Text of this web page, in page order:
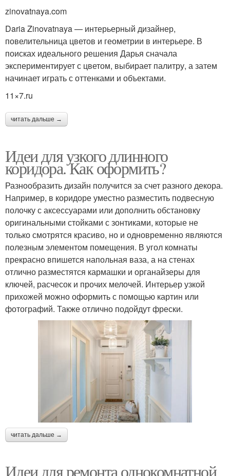
zinovatnaya.com
Daria Zinovatnaya — интерьерный дизайнер,
повелительница цветов и геометрии в интерьере. В
поисках идеального решения Дарья сначала
экспериментирует с цветом, выбирает палитру, а затем
начинает играть с оттенками и объектами.
11×7.ru
читать дальше →
Идеи для узкого длинного
коридора. Как оформить?
Разнообразить дизайн получится за счет разного декора.
Например, в коридоре уместно разместить подвесную
полочку с аксессуарами или дополнить обстановку
оригинальными стойками с зонтиками, которые не
только смотрятся красиво, но и одновременно являются
полезным элементом помещения. В угол комнаты
прекрасно впишется напольная ваза, а на стенах
отлично разместятся кармашки и органайзеры для
ключей, расчесок и прочих мелочей. Интерьер узкой
прихожей можно оформить с помощью картин или
фотографий. Также отлично подойдут фрески.
читать дальше →
Идеи для ремонта однокомнатной